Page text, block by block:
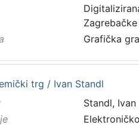
Grafička
trg / Ivan Standl
Standl, Ivan